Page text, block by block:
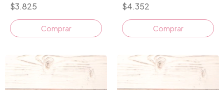
$3.825
Comprar
$4.352
Comprar